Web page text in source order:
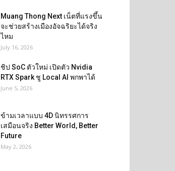
Muang Thong Next เน็ตที่แรงขึ้น
จะช่วยสร้างเมืองอัจฉริยะได้จริง
ไหม
July 16, 2026
ชิป SoC ตัวใหม่ เปิดตัว Nvidia
RTX Spark ชู Local AI พกพาได้
June 5, 2026
ข้ามเวลาแบบ 4D นิทรรศการ
เสมือนจริง Better World, Better
Future
May 2, 2026